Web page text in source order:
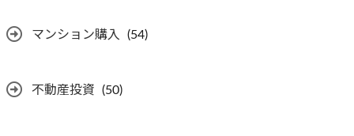
マンション購入 (54)
不動産投資 (50)